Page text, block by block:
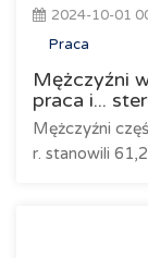
2024-10-01
Praca
Mężczyźni
praca i...
Mężczyźni
r. stanowili